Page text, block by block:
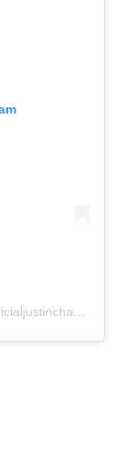
A post shared by Justin Chambers (@officialjustinchambers)